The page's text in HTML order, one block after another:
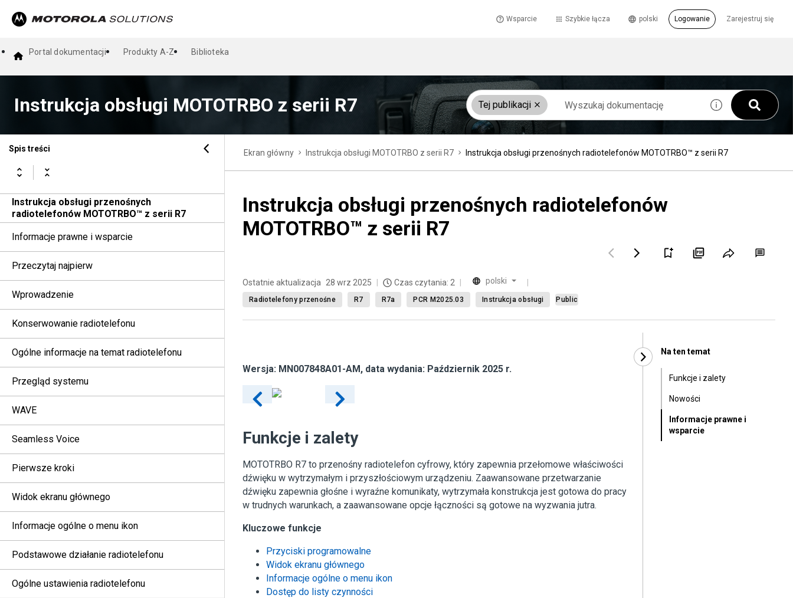
Wsparcie Szybkie łącza Zarejestruj się
polski Logowanie
Portal dokumentacji Produkty A-Z Biblioteka
Instrukcja obsługi MOTOTRBO z serii R7 Tej publikacji
Spis treści
Instrukcja obsługi przenośnych
radiotelefonów MOTOTRBO™ z serii R7
Informacje prawne i wsparcie
Przeczytaj najpierw
Wprowadzenie
Konserwowanie radiotelefonu
Ogólne informacje na temat radiotelefonu
Przegląd systemu
WAVE
Seamless Voice
Pierwsze kroki
Widok ekranu głównego
Informacje ogólne o menu ikon
Podstawowe działanie radiotelefonu
Ogólne ustawienia radiotelefonu
Ekran główny Instrukcja obsługi MOTOTRBO z serii R7 Instrukcja obsługi przenośnych radiotelefonów MOTOTRBO™ z serii R7
Instrukcja obsługi przenośnych radiotelefonów
MOTOTRBO™ z serii R7
Ostatnie aktualizacja 28 wrz 2025 Czas czytania: 2 polski
Radiotelefony przenośne R7 R7a PCR M2025.03 Instrukcja obsługi Public
Wersja: MN007848A01-AM, data wydania: Październik 2025 r.
Funkcje i zalety
MOTOTRBO R7 to przenośny radiotelefon cyfrowy, który zapewnia przełomowe właściwości
dźwięku w wytrzymałym i przyszłościowym urządzeniu. Zaawansowane przetwarzanie
dźwięku zapewnia głośne i wyraźne komunikaty, wytrzymała konstrukcja jest gotowa do pracy
w trudnych warunkach, a zaawansowane opcje łączności są gotowe na wyzwania jutra.
Kluczowe funkcje
Przyciski programowalne
Widok ekranu głównego
Informacje ogólne o menu ikon
Dostęp do listy czynności
Na ten temat
Funkcje i zalety
Nowości
Informacje prawne i
wsparcie